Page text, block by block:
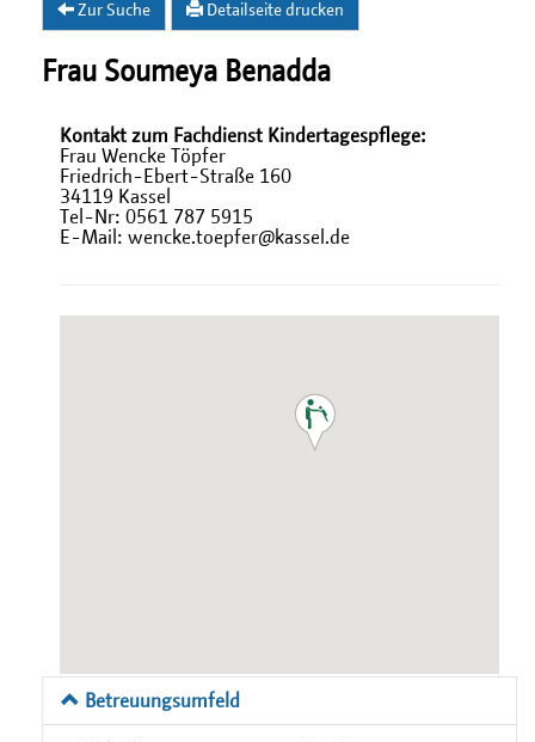
Zur Suche Detailseite drucken
Frau Soumeya Benadda
Kontakt zum Fachdienst Kindertagespflege:
Frau Wencke Töpfer
Friedrich-Ebert-Straße 160
34119 Kassel
Tel-Nr: 0561 787 5915
E-Mail: wencke.toepfer@kassel.de
Betreuungsumfeld